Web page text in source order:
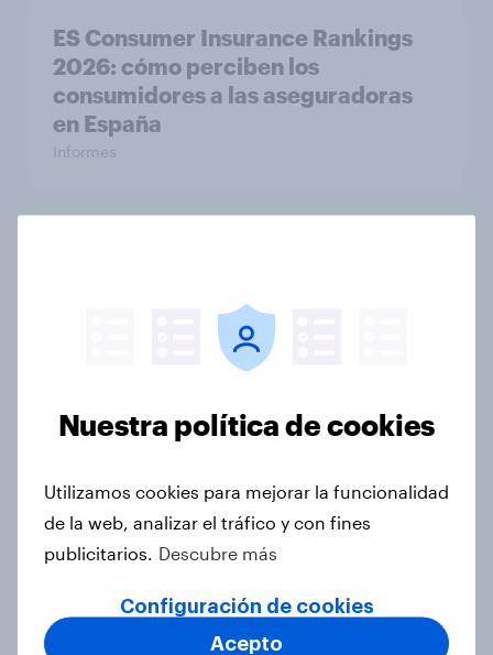
ES Consumer Insurance Rankings
2026: cómo perciben los
consumidores a las aseguradoras
en España
Informes
destacan entre los adultos
españoles?
turísticas online: cómo cambia el
comportamiento según la edad
Artículo
Nuestra política de cookies
Utilizamos cookies para mejorar la funcionalidad
de la web, analizar el tráfico y con fines
publicitarios.
Descubre más
Configuración de cookies
Acepto